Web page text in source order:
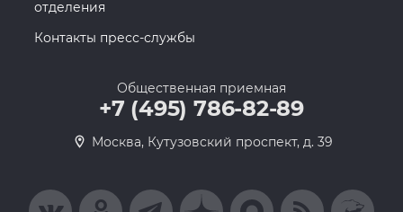
отделения
Контакты пресс-службы
Общественная приемная
+7 (495) 786-82-89
Москва, Кутузовский проспект, д. 39